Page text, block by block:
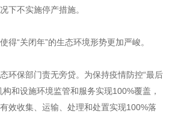
下不实施停产措施。
得“关闭年”的生态环境形势更加严峻。
环保部门责无旁贷。为保持疫情防控“最后
和设施环境监管和服务实现100%覆盖，
效收集、运输、处理和处置实现100%落